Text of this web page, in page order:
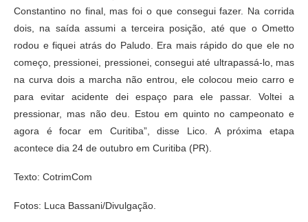
Constantino no final, mas foi o que consegui fazer. Na corrida
dois, na saída assumi a terceira posição, até que o Ometto
rodou e fiquei atrás do Paludo. Era mais rápido do que ele no
começo, pressionei, pressionei, consegui até ultrapassá-lo, mas
na curva dois a marcha não entrou, ele colocou meio carro e
para evitar acidente dei espaço para ele passar. Voltei a
pressionar, mas não deu. Estou em quinto no campeonato e
agora é focar em Curitiba”, disse Lico. A próxima etapa
acontece dia 24 de outubro em Curitiba (PR).
Texto: CotrimCom
Fotos: Luca Bassani/Divulgação.